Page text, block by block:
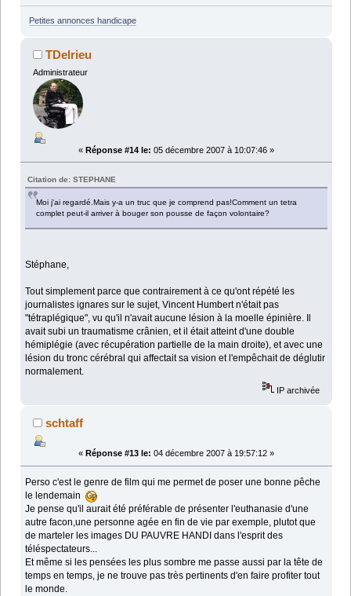
Petites annonces handicape
TDelrieu
Administrateur
« Réponse #14 le: 05 décembre 2007 à 10:07:46 »
Citation de: STEPHANE
Moi j'ai regardé.Mais y-a un truc que je comprend pas!Comment un tetra
complet peut-il arriver à bouger son pousse de façon volontaire?
Stéphane,
Tout simplement parce que contrairement à ce qu'ont répété les
journalistes ignares sur le sujet, Vincent Humbert n'était pas
"tétraplégique", vu qu'il n'avait aucune lésion à la moelle épinière. Il
avait subi un traumatisme crânien, et il était atteint d'une double
hémiplégie (avec récupération partielle de la main droite), et avec une
lésion du tronc cérébral qui affectait sa vision et l'empêchait de déglutir
normalement.
IP archivée
schtaff
« Réponse #13 le: 04 décembre 2007 à 19:57:12 »
Perso c'est le genre de film qui me permet de poser une bonne pêche
le lendemain
Je pense qu'il aurait été préférable de présenter l'euthanasie d'une
autre facon,une personne agée en fin de vie par exemple, plutot que
de marteler les images DU PAUVRE HANDI dans l'esprit des
téléspectateurs...
Et même si les pensées les plus sombre me passe aussi par la tête de
temps en temps, je ne trouve pas très pertinents d'en faire profiter tout
le monde.